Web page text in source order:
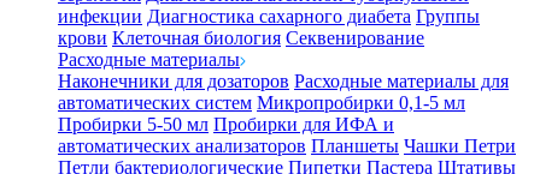
инфекции Диагностика сахарного диабета Группы
крови Клеточная биология Секвенирование
Расходные материалы
Наконечники для дозаторов Расходные материалы для
автоматических систем Микропробирки 0,1-5 мл
Пробирки 5-50 мл Пробирки для ИФА и
автоматических анализаторов Планшеты Чашки Петри
Петли бактериологические Пипетки Пастера Штативы